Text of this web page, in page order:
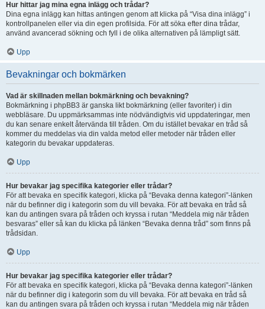
Hur hittar jag mina egna inlägg och trådar?
Dina egna inlägg kan hittas antingen genom att klicka på “Visa dina inlägg” i
kontrollpanelen eller via din egen profilsida. För att söka efter dina trådar,
använd avancerad sökning och fyll i de olika alternativen på lämpligt sätt.
Upp
Bevakningar och bokmärken
Vad är skillnaden mellan bokmärkning och bevakning?
Bokmärkning i phpBB3 är ganska likt bokmärkning (eller favoriter) i din
webbläsare. Du uppmärksammas inte nödvändigtvis vid uppdateringar, men
du kan senare enkelt återvända till tråden. Om du istället bevakar en tråd så
kommer du meddelas via din valda metod eller metoder när tråden eller
kategorin du bevakar uppdateras.
Upp
Hur bevakar jag specifika kategorier eller trådar?
För att bevaka en specifik kategori, klicka på “Bevaka denna kategori”-länken
när du befinner dig i kategorin som du vill bevaka. För att bevaka en tråd så
kan du antingen svara på tråden och kryssa i rutan “Meddela mig när tråden
besvaras” eller så kan du klicka på länken “Bevaka denna tråd” som finns på
trådsidan.
Upp
Hur bevakar jag specifika kategorier eller trådar?
För att bevaka en specifik kategori, klicka på “Bevaka denna kategori”-länken
när du befinner dig i kategorin som du vill bevaka. För att bevaka en tråd så
kan du antingen svara på tråden och kryssa i rutan “Meddela mig när tråden